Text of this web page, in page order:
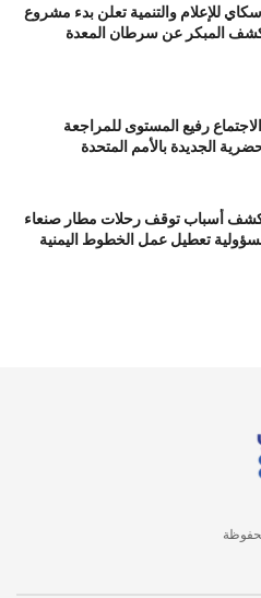
للإعلام والتنمية تعلن بدء مشروع
المبكر عن سرطان المعدة
رفيع المستوى للمراجعة
الجديدة بالأمم المتحدة
يكشف أسباب توقف رحلات مطار صنعاء
تعطيل عمل الخطوط اليمنية